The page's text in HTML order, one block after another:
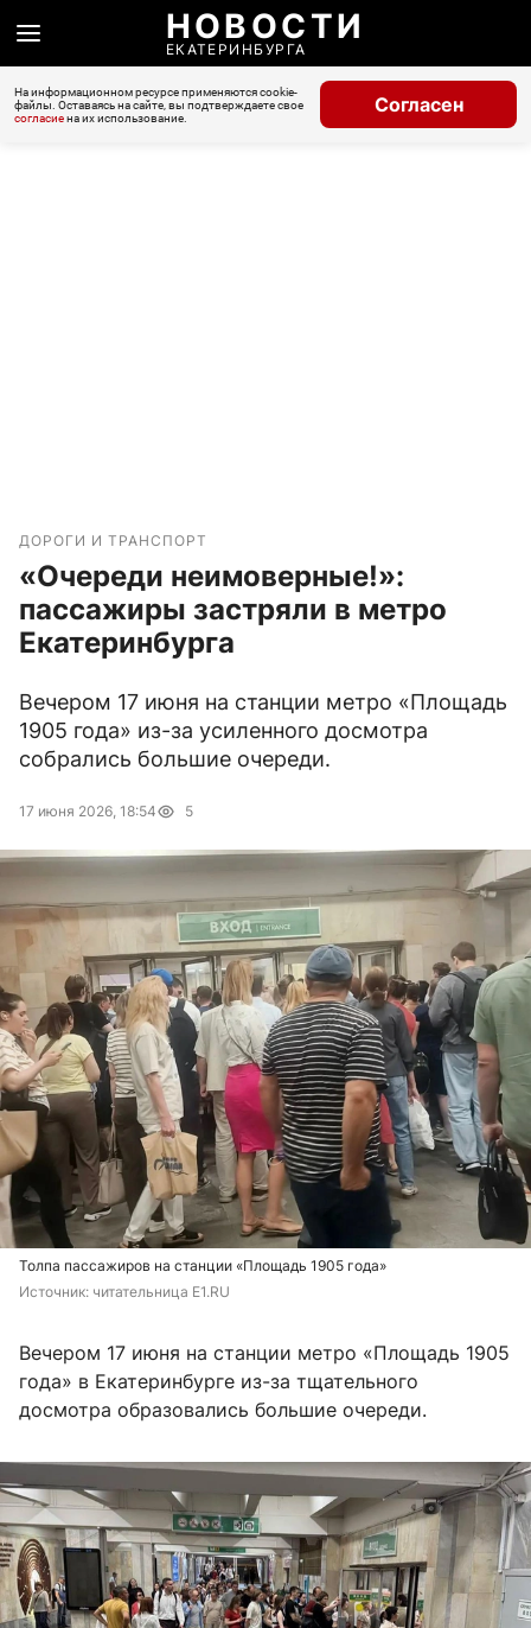
НОВОСТИ
ЕКАТЕРИНБУРГА
На информационном ресурсе применяются cookie-
файлы. Оставаясь на сайте, вы подтверждаете свое
согласиена их использование.
Согласен
ДОРОГИ И ТРАНСПОРТ
«Очереди неимоверные!»:
пассажиры застряли в метро
Екатеринбурга
Вечером 17 июня на станции метро «Площадь
1905 года» из-за усиленного досмотра
собрались большие очереди.
17 июня 2026, 18:54 5
Толпа пассажиров на станции «Площадь 1905 года»
Источник: читательница E1.RU
Вечером 17 июня на станции метро «Площадь 1905
года» в Екатеринбурге из-за тщательного
досмотра образовались большие очереди.